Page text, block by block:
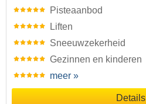
Pisteaanbod
Liften
Sneeuwzekerheid
Gezinnen en kinderen
meer »
Details